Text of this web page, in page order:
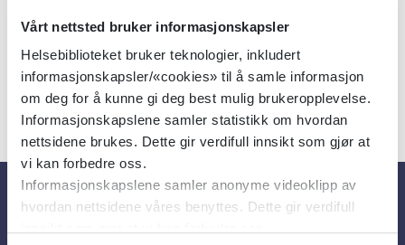
Vårt nettsted bruker informasjonskapsler
Helsebiblioteket bruker teknologier, inkludert
informasjonskapsler/«cookies» til å samle informasjon
om deg for å kunne gi deg best mulig brukeropplevelse.
Informasjonskapslene samler statistikk om hvordan
nettsidene brukes. Dette gir verdifull innsikt som gjør at
vi kan forbedre oss.
Informasjonskapslene samler anonyme videoklipp av
hvordan nettsidene våres benyttes. Dette gir verdifull